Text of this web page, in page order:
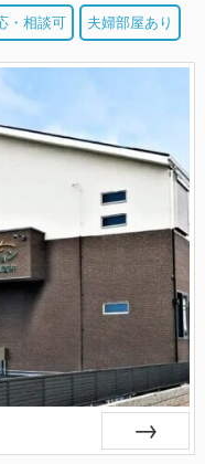
・相談可 夫婦部屋あり